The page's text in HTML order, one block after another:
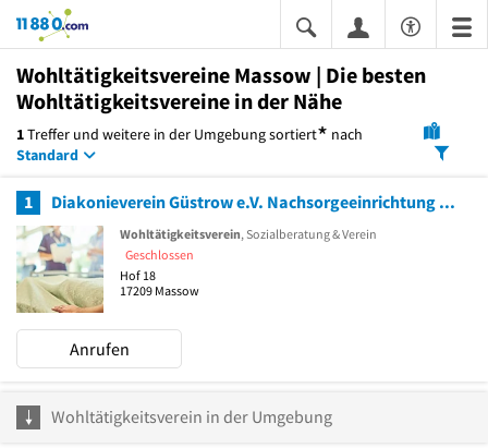
11880.com
Wohltätigkeitsvereine Massow | Die besten
Wohltätigkeitsvereine in der Nähe
1Treffer und weitere in der Umgebungsortiert* nach
Standard
1 Diakonieverein Güstrow e.V. Nachsorgeeinrichtung Haus Kastanienhof
Wohltätigkeitsverein, Sozialberatung & Verein
Geschlossen
Hof 18
17209 Massow
Anrufen
Wohltätigkeitsverein in der Umgebung